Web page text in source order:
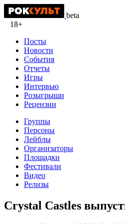
beta
18+
Посты
Новости
События
Отчеты
Игры
Интервью
Розыгрыши
Рецензии
Группы
Персоны
Лейблы
Организаторы
Площадки
Фестивали
Видео
Релизы
Crystal Castles